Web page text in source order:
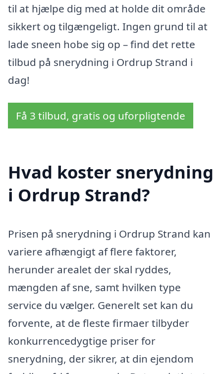
til at hjælpe dig med at holde dit område
sikkert og tilgængeligt. Ingen grund til at
lade sneen hobe sig op – find det rette
tilbud på snerydning i Ordrup Strand i
dag!
Få 3 tilbud, gratis og uforpligtende
Hvad koster snerydning
i Ordrup Strand?
Prisen på snerydning i Ordrup Strand kan
variere afhængigt af flere faktorer,
herunder arealet der skal ryddes,
mængden af sne, samt hvilken type
service du vælger. Generelt set kan du
forvente, at de fleste firmaer tilbyder
konkurrencedygtige priser for
snerydning, der sikrer, at din ejendom